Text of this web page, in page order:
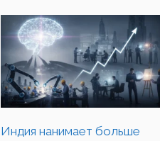
Индия нанимает больше